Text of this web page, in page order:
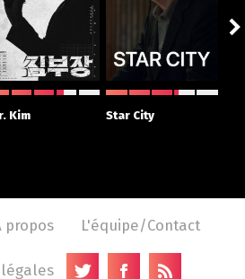
Kim Star City
propos L'équipe/Contact